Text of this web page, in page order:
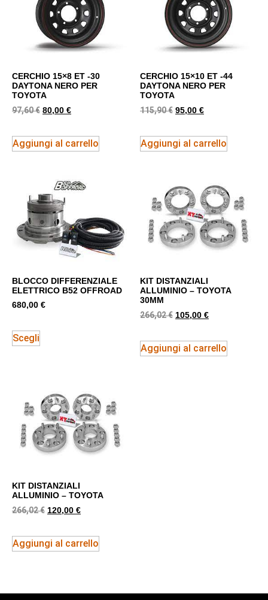
CERCHIO 15×8 ET -30
DAYTONA NERO PER
TOYOTA
97,60€ 80,00 €
Aggiungi al carrello
CERCHIO 15×10 ET -44
DAYTONA NERO PER
TOYOTA
115,90€ 95,00 €
Aggiungi al carrello
BLOCCO DIFFERENZIALE
ELETTRICO B52 OFFROAD
680,00 €
Scegli
KIT DISTANZIALI
ALLUMINIO – TOYOTA
30MM
266,02€ 105,00 €
Aggiungi al carrello
KIT DISTANZIALI
ALLUMINIO – TOYOTA
266,02€ 120,00 €
Aggiungi al carrello